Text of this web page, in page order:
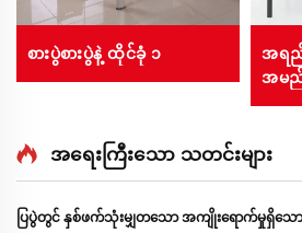
စားပွဲစားပွဲနဲ့ ထိုင်ခုံ ၁
အရည်
အမည်
အိပ်ရ
သဟဇ
အရေးကြီးသော သတင်းများ
ပြပွဲတွင် နှစ်ဖက်သုံးမျှတသော အကျိုးရောက်မှုရှိသော